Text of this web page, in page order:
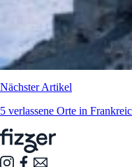
Nächster Artikel
5 verlassene Orte in